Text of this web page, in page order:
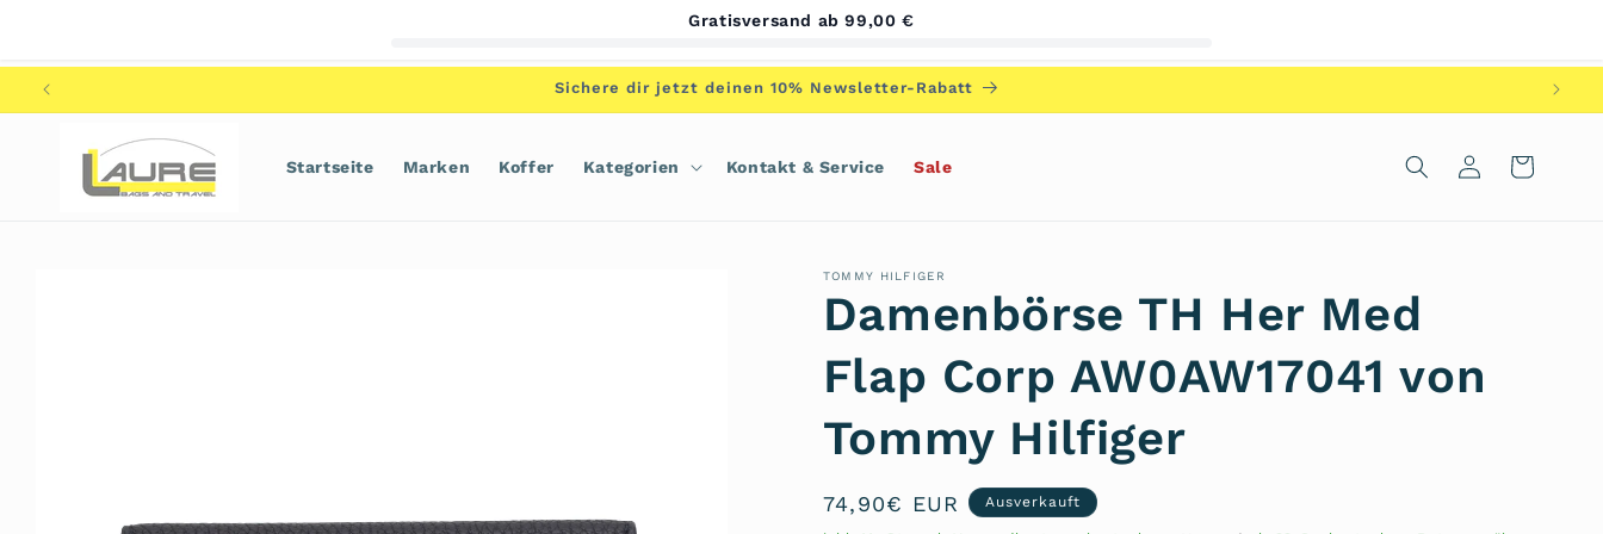
Sichere dir jetzt deinen 10% Newsletter-Rabatt
Startseite Marken Koffer Kategorien Kontakt & Service Sale EinloggenWarenkorb
TOMMY HILFIGER
Damenbörse TH Her Med
Flap Corp AW0AW17041 von
Tommy Hilfiger
Normaler
74,90€ EUR Ausverkauft
Gratisversand ab 99,00 €